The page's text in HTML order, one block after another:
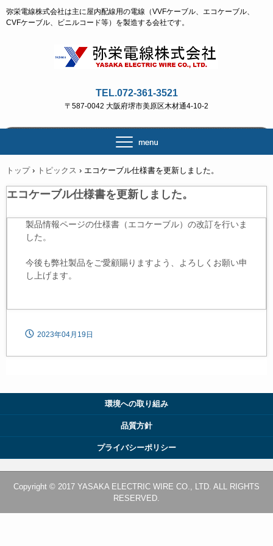
弥栄電線株式会社は主に屋内配線用の電線（VVFケーブル、エコケーブル、
CVFケーブル、ビニルコード等）を製造する会社です。
TEL.072-361-3521
〒587-0042 大阪府堺市美原区木材通4-10-2
トップ › トピックス › エコケーブル仕様書を更新しました。
エコケーブル仕様書を更新しました。
製品情報ページの仕様書（エコケーブル）の改訂を行いま
した。
今後も弊社製品をご愛顧賜りますよう、よろしくお願い申
し上げます。
2023年04月19日
環境への取り組み
品質方針
プライバシーポリシー
Copyright © 2017 YASAKA ELECTRIC WIRE CO., LTD. ALL RIGHTS
RESERVED.